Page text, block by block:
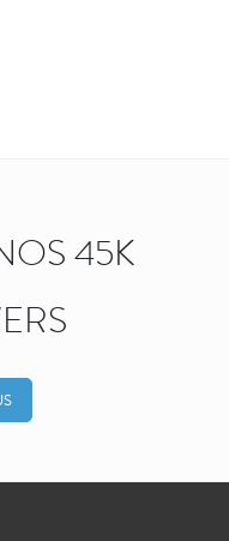
45K